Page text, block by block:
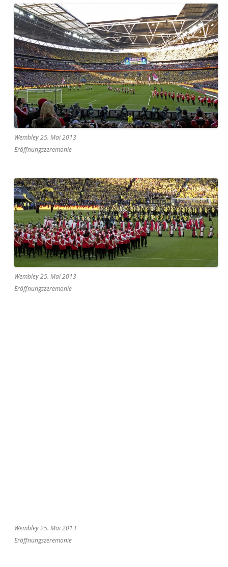
Wembley 25. Mai 2013
Eröffnungszeremonie
Wembley 25. Mai 2013
Eröffnungszeremonie
Wembley 25. Mai 2013
Eröffnungszeremonie